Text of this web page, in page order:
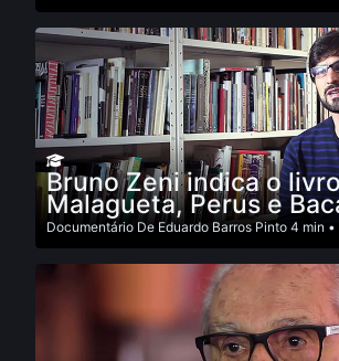
Bruno Zeni indica o
Malagueta, Perus e
Documentário De Eduardo Barros Pinto 4 min •